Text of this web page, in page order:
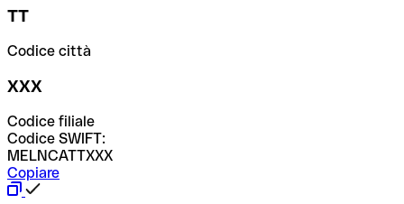
TT
Codice città
XXX
Codice filiale
Codice SWIFT:
MELNCATTXXX
Copiare